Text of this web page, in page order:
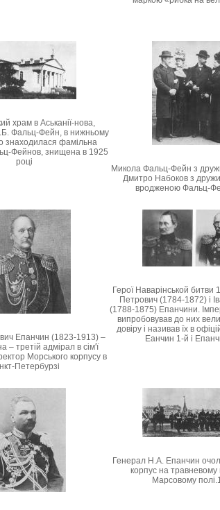
храм в Аськанії-нова,
Фальц-Фейн, в нижньому
знаходилася фамільна
Фейнов, знищена в 1925
році
Микола Фальц-Фейн з
Дмитро Набоков з
вродженою Фальц-
Епанчин (1823-1913) –
– третій адмірал в сім'ї
Морського корпусу в
Петербурзі
Герої Наварінськой
Петрович (1784-1872) і
(1788-1875) Епанчини.
випробовував до них
довіру і називав їх в
Еанчин 1-й і
Генерал Н.А. Епанчин
корпус на травневому
Марсовому